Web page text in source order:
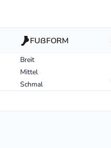
FUßFORM
Breit
Mittel
Schmal